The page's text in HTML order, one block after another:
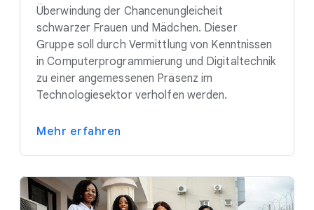
Überwindung der Chancenungleicheit
schwarzer Frauen und Mädchen. Dieser
Gruppe soll durch Vermittlung von Kenntnissen
in Computerprogrammierung und Digitaltechnik
zu einer angemessenen Präsenz im
Technologiesektor verholfen werden.
Mehr erfahren